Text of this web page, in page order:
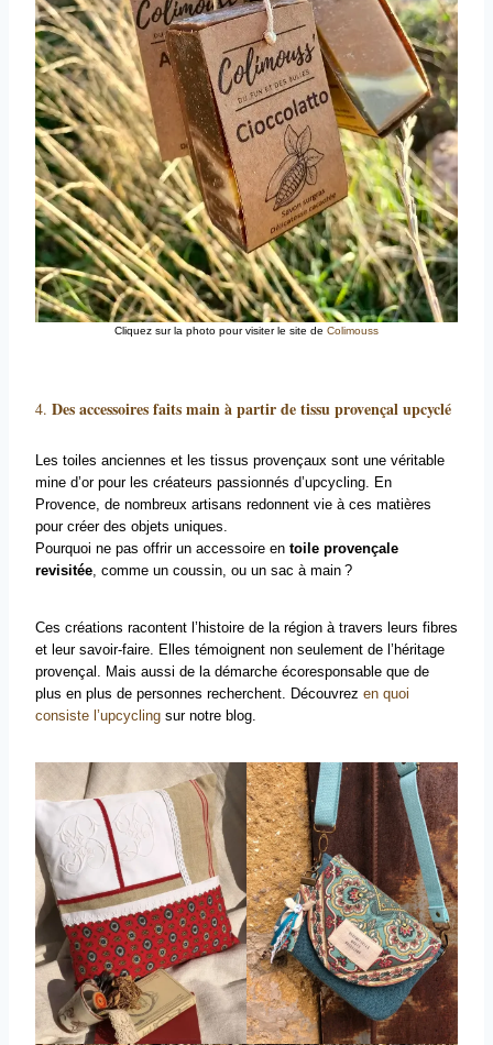
Cliquez sur la photo pour visiter le site de Colimouss
4. Des accessoires faits main à partir de tissu provençal upcyclé
Les toiles anciennes et les tissus provençaux sont une véritable
mine d’or pour les créateurs passionnés d’upcycling. En
Provence, de nombreux artisans redonnent vie à ces matières
pour créer des objets uniques.
Pourquoi ne pas offrir un accessoire en toile provençale
revisitée , comme un coussin, ou un sac à main ?
Ces créations racontent l’histoire de la région à travers leurs fibres
et leur savoir-faire. Elles témoignent non seulement de l’héritage
provençal. Mais aussi de la démarche écoresponsable que de
plus en plus de personnes recherchent. Découvrez en quoi
consiste l’upcycling sur notre blog.